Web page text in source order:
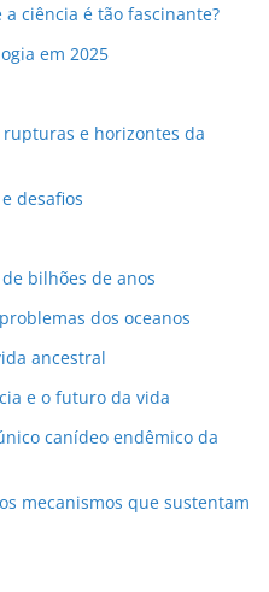
ciência é tão fascinante?
em 2025
rupturas e horizontes da
desafios
bilhões de anos
dos oceanos
ancestral
e o futuro da vida
canídeo endêmico da
mecanismos que sustentam